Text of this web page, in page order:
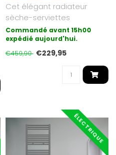
Cet élégant radiateur
sèche-serviettes
électrique ECO Digital
Anthracite d'O..
Commandé avant 15h00
expédié aujourd'hui.
€459,90 €229,95
ÉLECTRIQUE